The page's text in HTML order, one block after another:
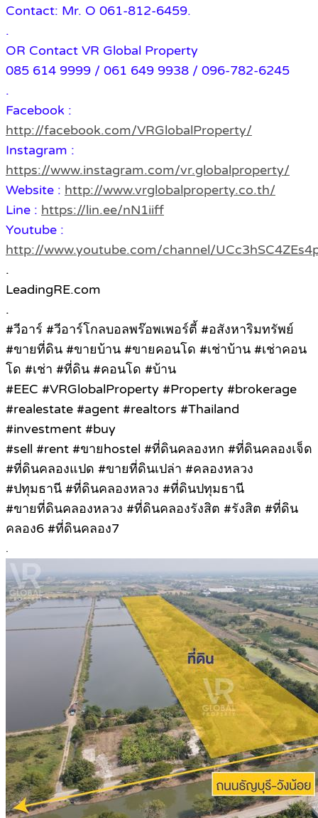
Contact: Mr. O 061-812-6459.
.
OR Contact VR Global Property
085 614 9999 / 061 649 9938 / 096-782-6245
.
Facebook :
http://facebook.com/VRGlobalProperty/
Instagram :
https://www.instagram.com/vr.globalproperty/
Website : http://www.vrglobalproperty.co.th/
Line : https://lin.ee/nN1iiff
Youtube :
http://www.youtube.com/channel/
.
LeadingRE.com
.
#วีอาร์ #วีอาร์โกลบอลพร๊อพเพอร์ตี้ #อสังหาริมทรัพย์
#ขายที่ดิน #ขายบ้าน #ขายคอนโด #เช่าบ้าน #เช่าคอน
โด #เช่า #ที่ดิน #คอนโด #บ้าน
#EEC #VRGlobalProperty #Property #brokerage
#realestate #agent #realtors #Thailand
#investment #buy
#sell #rent #ขายhostel #ที่ดินคลองหก #ที่ดินคลองเจ็ด
#ที่ดินคลองแปด #ขายที่ดินเปล่า #คลองหลวง
#ปทุมธานี #ที่ดินคลองหลวง #ที่ดินปทุมธานี
#ขายที่ดินคลองหลวง #ที่ดินคลองรังสิต #รังสิต #ที่ดิน
คลอง6 #ที่ดินคลอง7
.